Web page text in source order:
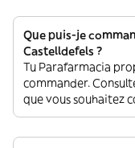
Que puis-je
Castelldefels ?
Tu Parafarmacia
commander.
que vous souhaitez